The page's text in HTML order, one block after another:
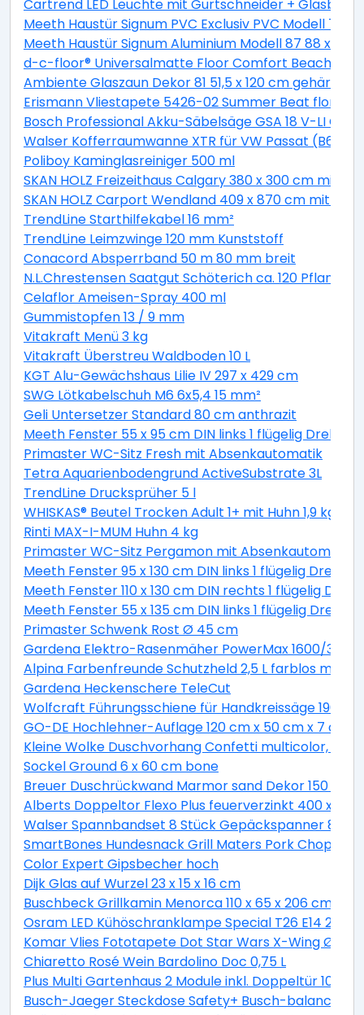
Cartrend LED Leuchte mit Gurtschneider +
Meeth Haustür Signum PVC Exclusiv PVC Modell 70
Meeth Haustür Signum Aluminium Modell 87 88 x 200
d-c-floor® Universalmatte Floor Comfort
Ambiente Glaszaun Dekor 81 51,5 x 120 cm
Erismann Vliestapete 5426-02 Summer Beat floral
Bosch Professional Akku-Säbelsäge GSA 18 V-LI C
Walser Kofferraumwanne XTR für VW Passat (B6)
Poliboy Kaminglasreiniger 500 ml
SKAN HOLZ Freizeithaus Calgary 380 x 300 cm mit 2.
SKAN HOLZ Carport Wendland 409 x 870 cm mit
TrendLine Starthilfekabel 16 mm²
TrendLine Leimzwinge 120 mm Kunststoff
Conacord Absperrband 50 m 80 mm breit
N.L.Chrestensen Saatgut Schöterich ca. 120 Pflanzen
Celaflor Ameisen-Spray 400 ml
Gummistopfen 13 / 9 mm
Vitakraft Menü 3 kg
Vitakraft Überstreu Waldboden 10 L
KGT Alu-Gewächshaus Lilie IV 297 x 429 cm
SWG Lötkabelschuh M6 6x5,4 15 mm²
Geli Untersetzer Standard 80 cm anthrazit
Meeth Fenster 55 x 95 cm DIN links 1 flügelig Dreh-
Primaster WC-Sitz Fresh mit Absenkautomatik
Tetra Aquarienbodengrund ActiveSubstrate 3L
TrendLine Drucksprüher 5 l
WHISKAS® Beutel Trocken Adult 1+ mit Huhn 1,9 kg 1,9
Rinti MAX-I-MUM Huhn 4 kg
Primaster WC-Sitz Pergamon mit Absenkautomatik
Meeth Fenster 95 x 130 cm DIN links 1 flügelig Dreh-
Meeth Fenster 110 x 130 cm DIN rechts 1 flügelig
Meeth Fenster 55 x 135 cm DIN links 1 flügelig Dreh-
Primaster Schwenk Rost Ø 45 cm
Gardena Elektro-Rasenmäher PowerMax 1600/37
Alpina Farbenfreunde Schutzheld 2,5 L farblos matt
Gardena Heckenschere TeleCut
Wolfcraft Führungsschiene für Handkreissäge 190 x
GO-DE Hochlehner-Auflage 120 cm x 50 cm x 7 cm,
Kleine Wolke Duschvorhang Confetti multicolor, 180
Sockel Ground 6 x 60 cm bone
Breuer Duschrückwand Marmor sand Dekor 150 x
Alberts Doppeltor Flexo Plus feuerverzinkt 400 x 160
Walser Spannbandset 8 Stück Gepäckspanner 8
SmartBones Hundesnack Grill Maters Pork Chop 3
Color Expert Gipsbecher hoch
Dijk Glas auf Wurzel 23 x 15 x 16 cm
Buschbeck Grillkamin Menorca 110 x 65 x 206 cm
Osram LED Kühöschranklampe Special T26 E14
Komar Vlies Fototapete Dot Star Wars X-Wing Ø
Chiaretto Rosé Wein Bardolino Doc 0,75 L
Plus Multi Gartenhaus 2 Module inkl. Doppeltür 10,5
Busch-Jaeger Steckdose Safety+ Busch-balance® SI,